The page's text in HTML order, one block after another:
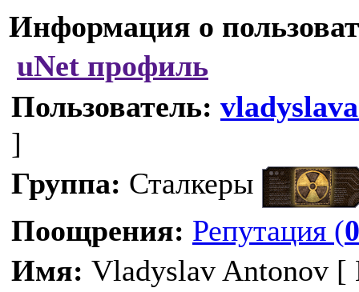
Информация о
uNet профиль
Пользователь:
]
Группа: Сталкеры
Поощрения: Репутация (0
Имя: Vladyslav Antonov